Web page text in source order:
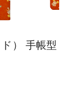
Next
） 手帳型